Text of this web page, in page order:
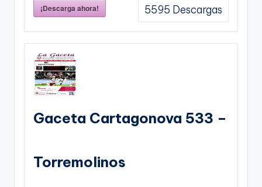
¡Descarga ahora! 5595 Descargas
Gaceta Cartagonova 533 –
Torremolinos